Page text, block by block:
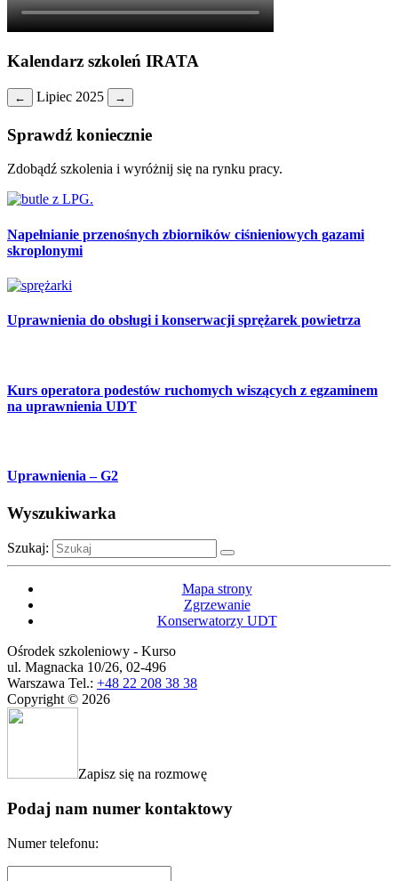
Kalendarz szkoleń IRATA
← Lipiec 2025 →
Sprawdź koniecznie
Zdobądź szkolenia i wyróżnij się na rynku pracy.
Napełnianie przenośnych zbiorników ciśnieniowych gazami
skroplonymi
Uprawnienia do obsługi i konserwacji sprężarek powietrza
Kurs operatora podestów ruchomych wiszących z egzaminem
na uprawnienia UDT
Uprawnienia – G2
Wyszukiwarka
Szukaj:
Mapa strony
Zgrzewanie
Konserwatorzy UDT
Ośrodek szkoleniowy - Kurso
ul. Magnacka 10/26, 02-496
Warszawa Tel.: +48 22 208 38 38
Copyright © 2026
Zapisz się na rozmowę
Podaj nam numer kontaktowy
Numer telefonu: